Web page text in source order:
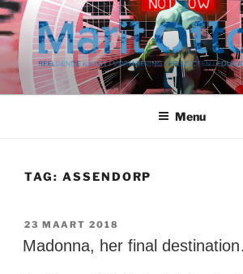
Ga
naar
de
inhoud
Menu
TAG: ASSENDORP
GEPLAATST
OP
23 MAART 2018
Madonna, her final